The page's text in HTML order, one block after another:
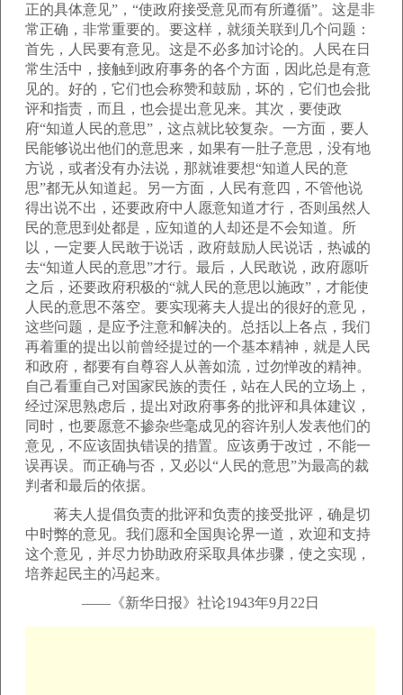
正的具体意见”，“使政府接受意见而有所遵循”。这是非
常正确，非常重要的。要这样，就须关联到几个问题：
首先，人民要有意见。这是不必多加讨论的。人民在日
常生活中，接触到政府事务的各个方面，因此总是有意
见的。好的，它们也会称赞和鼓励，坏的，它们也会批
评和指责，而且，也会提出意见来。其次，要使政
府“知道人民的意思”，这点就比较复杂。一方面，要人
民能够说出他们的意思来，如果有一肚子意思，没有地
方说，或者没有办法说，那就谁要想“知道人民的意
思”都无从知道起。另一方面，人民有意四，不管他说
得出说不出，还要政府中人愿意知道才行，否则虽然人
民的意思到处都是，应知道的人却还是不会知道。所
以，一定要人民敢于说话，政府鼓励人民说话，热诚的
去“知道人民的意思”才行。最后，人民敢说，政府愿听
之后，还要政府积极的“就人民的意思以施政”，才能使
人民的意思不落空。要实现蒋夫人提出的很好的意见，
这些问题，是应予注意和解决的。总括以上各点，我们
再着重的提出以前曾经提过的一个基本精神，就是人民
和政府，都要有自尊容人从善如流，过勿惮改的精神。
自己看重自己对国家民族的责任，站在人民的立场上，
经过深思熟虑后，提出对政府事务的批评和具体建议，
同时，也要愿意不掺杂些毫成见的容许别人发表他们的
意见，不应该固执错误的措置。应该勇于改过，不能一
误再误。而正确与否，又必以“人民的意思”为最高的裁
判者和最后的依据。
蒋夫人提倡负责的批评和负责的接受批评，确是切
中时弊的意见。我们愿和全国舆论界一道，欢迎和支持
这个意见，并尽力协助政府采取具体步骤，使之实现，
培养起民主的冯起来。
——《新华日报》社论1943年9月22日